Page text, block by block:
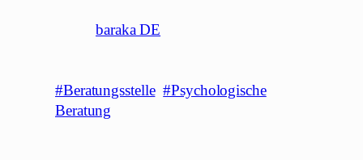
baraka DE
#Beratungsstelle #Psychologische
Beratung